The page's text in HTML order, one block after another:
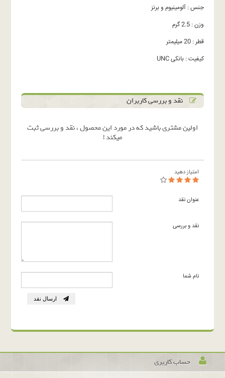
جنس : آلومینیوم و برنز
وزن : 2.5 گرم
قطر : 20 میلیمتر
کیفیت : بانکی UNC
نقد و بررسی کاربران
اولین مشتری باشید که در مورد این محصول ، نقد و بررسی ثبت
میکند !
امتیاز دهید
عنوان نقد
نقد و بررسی
نام شما
ارسال نقد
حساب کاربری